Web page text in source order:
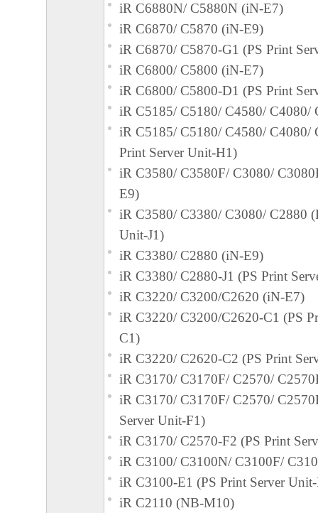
iR C6880N/ C5880N (iN-E7)
iR C6870/ C5870 (iN-E9)
iR C6870/ C5870-G1 (PS Print
iR C6800/ C5800 (iN-E7)
iR C6800/ C5800-D1 (PS Print
iR C5185/ C5180/ C4580/ C4080/
iR C5185/ C5180/ C4580/ C4080/
Print Server Unit-H1)
iR C3580/ C3580F/ C3080/
E9)
iR C3580/ C3380/ C3080/ C2880
Unit-J1)
iR C3380/ C2880 (iN-E9)
iR C3380/ C2880-J1 (PS Print
iR C3220/ C3200/C2620 (iN-E7)
iR C3220/ C3200/C2620-C1 (PS
C1)
iR C3220/ C2620-C2 (PS Print
iR C3170/ C3170F/ C2570/
iR C3170/ C3170F/ C2570/
Server Unit-F1)
iR C3170/ C2570-F2 (PS Print
iR C3100/ C3100N/ C3100F/
iR C3100-E1 (PS Print Server
iR C2110 (NB-M10)